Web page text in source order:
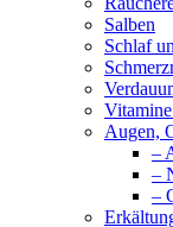
Salben
Schlaf
Augen,
–
–
–